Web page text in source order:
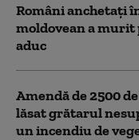
Români anchetați
moldovean a murit
aduc
Amendă de 2500
lăsat grătarul
un incendiu de